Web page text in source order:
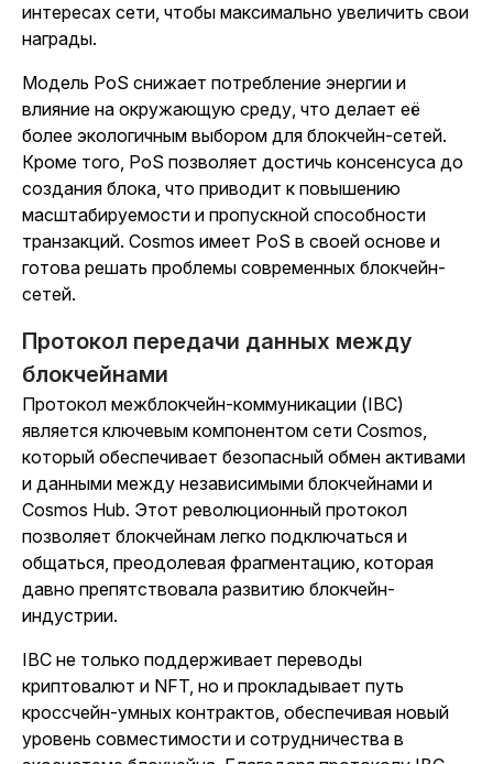
интересах сети, чтобы максимально увеличить свои
награды.
Модель PoS снижает потребление энергии и
влияние на окружающую среду, что делает её
более экологичным выбором для блокчейн-сетей.
Кроме того, PoS позволяет достичь консенсуса до
создания блока, что приводит к повышению
масштабируемости и пропускной способности
транзакций. Cosmos имеет PoS в своей основе и
готова решать проблемы современных блокчейн-
сетей.
Протокол передачи данных между
блокчейнами
Протокол межблокчейн-коммуникации (IBC)
является ключевым компонентом сети Cosmos,
который обеспечивает безопасный обмен активами
и данными между независимыми блокчейнами и
Cosmos Hub. Этот революционный протокол
позволяет блокчейнам легко подключаться и
общаться, преодолевая фрагментацию, которая
давно препятствовала развитию блокчейн-
индустрии.
IBC не только поддерживает переводы
криптовалют и NFT, но и прокладывает путь
кроссчейн-умных контрактов, обеспечивая новый
уровень совместимости и сотрудничества в